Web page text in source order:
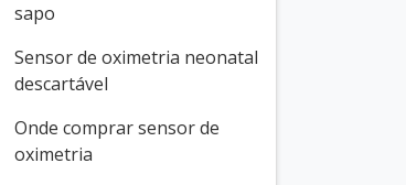
sapo
Sensor de oximetria neonatal
descartável
Onde comprar sensor de
oximetria